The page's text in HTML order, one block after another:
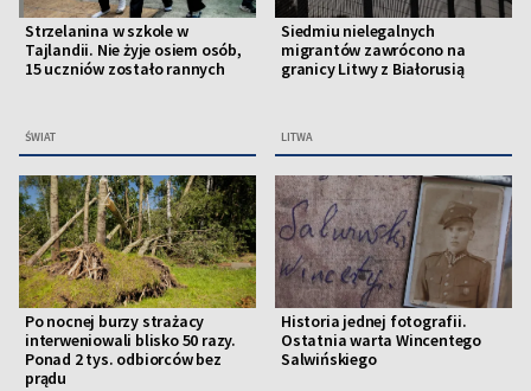
Strzelanina w szkole w
Tajlandii. Nie żyje osiem osób,
15 uczniów zostało rannych
ŚWIAT
Siedmiu nielegalnych
migrantów zawrócono na
granicy Litwy z Białorusią
LITWA
Po nocnej burzy strażacy
interweniowali blisko 50 razy.
Ponad 2 tys. odbiorców bez
prądu
Historia jednej fotografii.
Ostatnia warta Wincentego
Salwińskiego